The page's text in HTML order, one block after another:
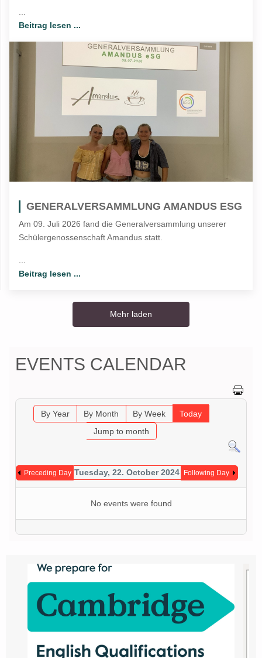
Beitrag lesen ...
GENERALVERSAMMLUNG AMANDUS ESG
Am 09. Juli 2026 fand die Generalversammlung unserer
Schülergenossenschaft Amandus statt.
Beitrag lesen ...
Mehr laden
EVENTS CALENDAR
By Year By Month By Week
Today
Jump to month
Preceding Day Tuesday, 22. October 2024 Following Day
No events were found